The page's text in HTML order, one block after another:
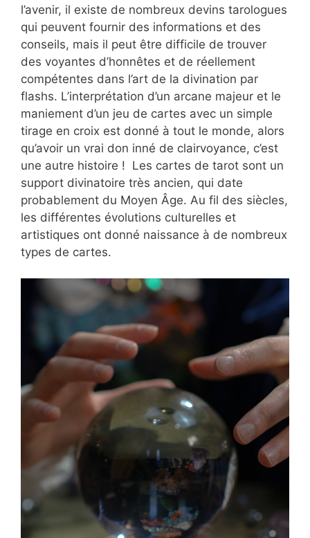
l’avenir, il existe de nombreux devins tarologues
qui peuvent fournir des informations et des
conseils, mais il peut être difficile de trouver
des voyantes d’honnêtes et de réellement
compétentes dans l’art de la divination par
flashs. L’interprétation d’un arcane majeur et le
maniement d’un jeu de cartes avec un simple
tirage en croix est donné à tout le monde, alors
qu’avoir un vrai don inné de clairvoyance, c’est
une autre histoire ! Les cartes de tarot sont un
support divinatoire très ancien, qui date
probablement du Moyen Âge. Au fil des siècles,
les différentes évolutions culturelles et
artistiques ont donné naissance à de nombreux
types de cartes.